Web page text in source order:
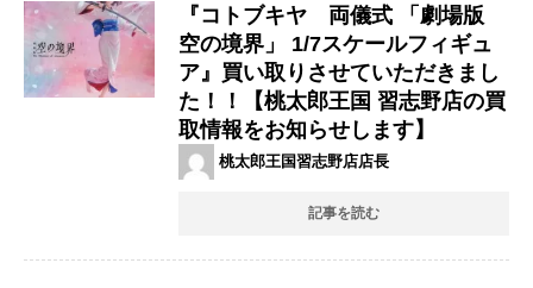
『コトブキヤ 両儀式 ​「劇場版 ​
空の境界」 ​1/7スケールフィギュ
ア』買い取りさせていただきまし
た！！【桃太郎王国 習志野店の買
取情報をお知らせします】
桃太郎王国習志野店店長
記事を読む